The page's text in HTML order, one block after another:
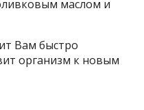
маслом и
Вам быстро
организм к новым